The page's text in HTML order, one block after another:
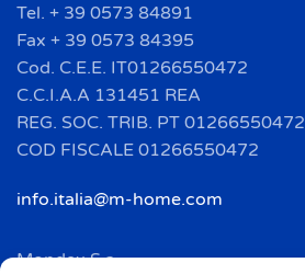
Tel. + 39 0573 84891
Fax + 39 0573 84395
Cod. C.E.E. IT01266550472
C.C.I.A.A 131451 REA
REG. SOC. TRIB. PT 01266550472
COD FISCALE 01266550472
info.italia@m-home.com
Mondex S.a.